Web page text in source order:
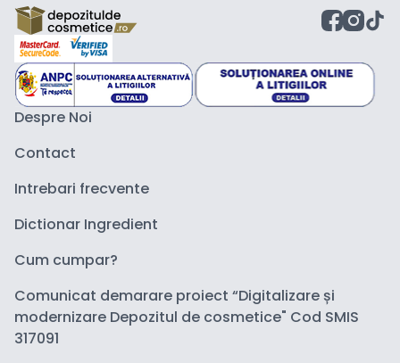
Despre Noi
Contact
Intrebari frecvente
Dictionar Ingredient
Cum cumpar?
Comunicat demarare proiect “Digitalizare și
modernizare Depozitul de cosmetice" Cod SMIS
317091